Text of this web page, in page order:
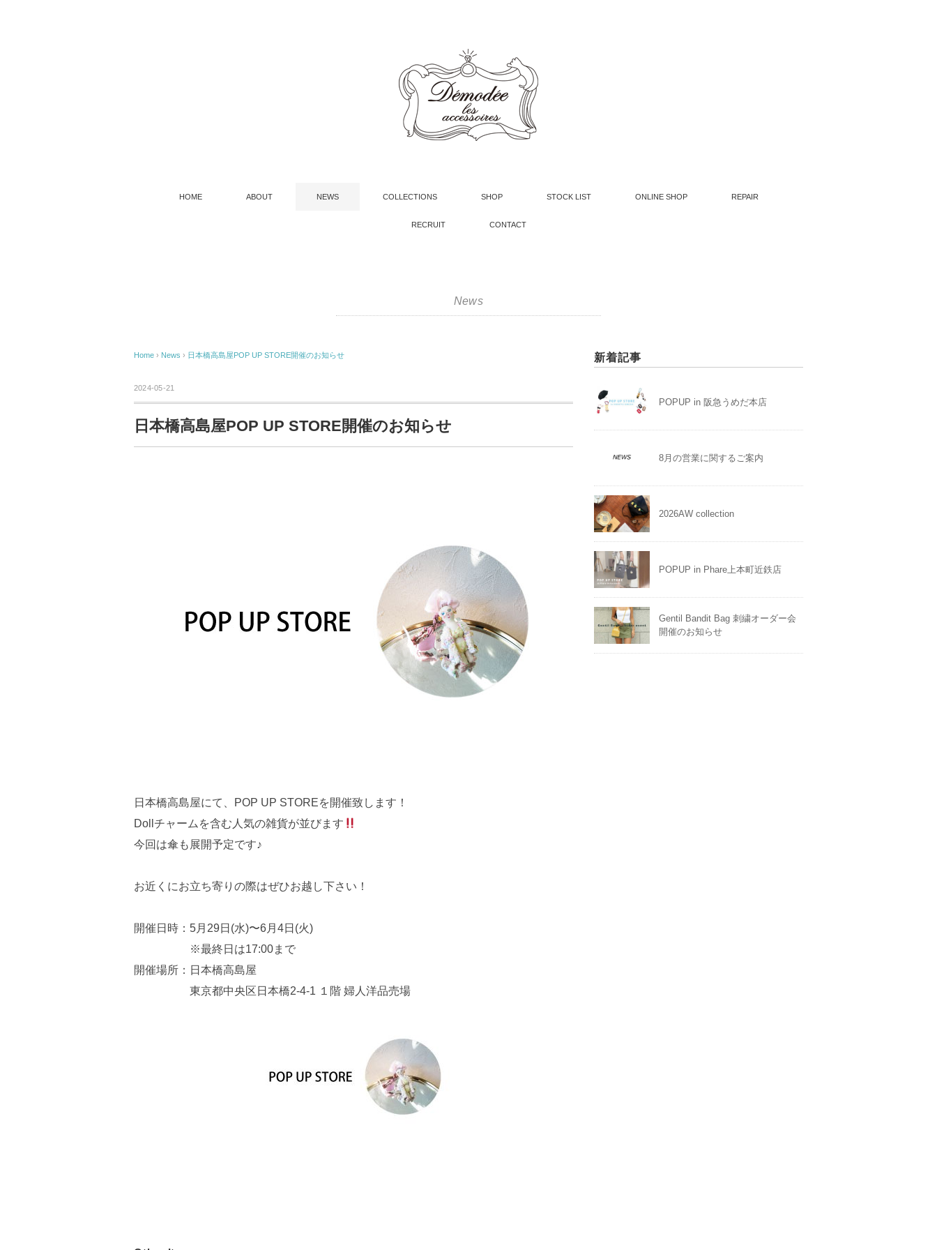
HOME ABOUT NEWS COLLECTIONS SHOP STOCK LIST ONLINE SHOP REPAIR
RECRUIT CONTACT
News
Home › News › 日本橋高島屋POP UP STORE開催のお知らせ
2024-05-21
日本橋高島屋POP UP STORE開催のお知らせ
日本橋高島屋にて、POP UP STOREを開催致します！
Dollチャームを含む人気の雑貨が並びます
今回は傘も展開予定です♪
お近くにお立ち寄りの際はぜひお越し下さい！
開催日時：5月29日(水)〜6月4日(火)
※最終日は17:00まで
開催場所：日本橋高島屋
東京都中央区日本橋2-4-1 １階 婦人洋品売場
新着記事
POPUP in 阪急うめだ本店
8月の営業に関するご案内
2026AW collection
POPUP in Phare上本町近鉄店
Gentil Bandit Bag 刺繍オーダー会
開催のお知らせ